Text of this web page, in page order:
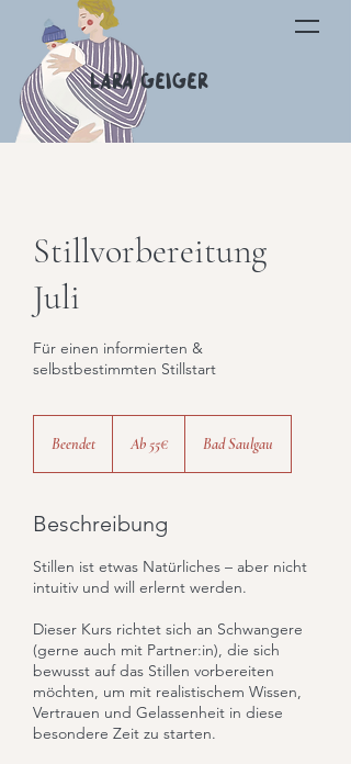
Lara Geiger
Stillvorbereitung
Juli
Für einen informierten &
selbstbestimmten Stillstart
Beendet
d
t
Ab 55€ Bad Saulgau
Beschreibung
Stillen ist etwas Natürliches – aber nicht
intuitiv und will erlernt werden.
Dieser Kurs richtet sich an Schwangere
(gerne auch mit Partner:in), die sich
bewusst auf das Stillen vorbereiten
möchten, um mit realistischem Wissen,
Vertrauen und Gelassenheit in diese
besondere Zeit zu starten.